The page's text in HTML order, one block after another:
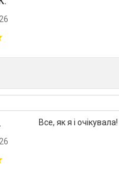
Все, як я і